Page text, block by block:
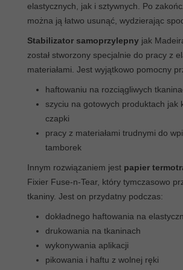
elastycznych, jak i sztywnych. Po
można ją łatwo usunąć, wydzierając
Stabilizator samoprzylepny jak
został stworzony specjalnie do pracy z
materiałami. Jest wyjątkowo pomocny
haftowaniu na rozciągliwych
szyciu na gotowych produktach jak
czapki
pracy z materiałami trudnymi do
tamborek
Innym rozwiązaniem jest papier
Fixier Fuse-n-Tear, który tymczasowo
tkaniny. Jest on przydatny podczas:
dokładnego haftowania na
drukowania na tkaninach
wykonywania aplikacji
pikowania i haftu z wolnej ręki